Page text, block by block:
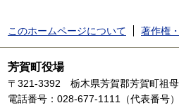
このホームページについて 著作権
芳賀町役場
〒321-3392
栃木県芳賀郡芳賀町祖
電話番号：028-677-1111（代表番号）